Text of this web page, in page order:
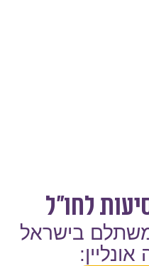
לחו"ל
בישראל